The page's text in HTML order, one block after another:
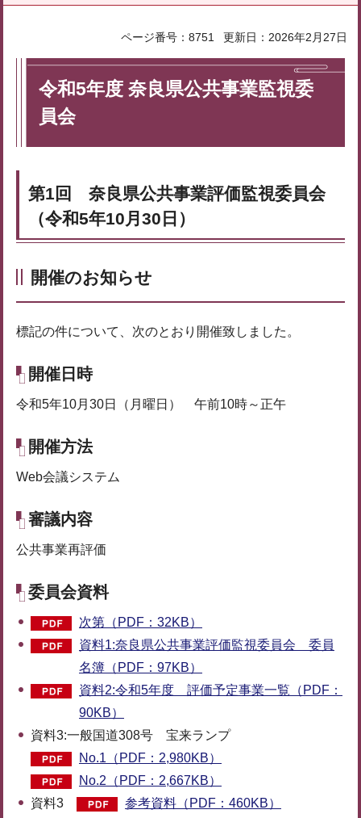
ページ番号：8751 更新日：2026年2月27日
令和5年度 奈良県公共事業監視委
員会
第1回 奈良県公共事業評価監視委員会
（令和5年10月30日）
開催のお知らせ
標記の件について、次のとおり開催致しました。
開催日時
令和5年10月30日（月曜日） 午前10時～正午
開催方法
Web会議システム
審議内容
公共事業再評価
委員会資料
次第（PDF：32KB）
資料1:奈良県公共事業評価監視委員会 委員
名簿（PDF：97KB）
資料2:令和5年度 評価予定事業一覧（PDF：
90KB）
資料3:一般国道308号 宝来ランプ
No.1（PDF：2,980KB）
No.2（PDF：2,667KB）
資料3
参考資料（PDF：460KB）